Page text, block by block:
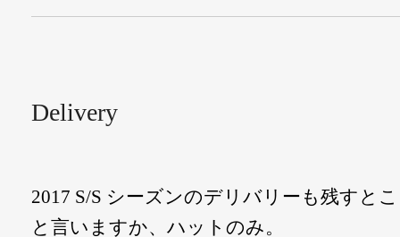
Delivery
2017 S/S シーズンのデリバリーも残すと
と言いますか、ハットのみ。